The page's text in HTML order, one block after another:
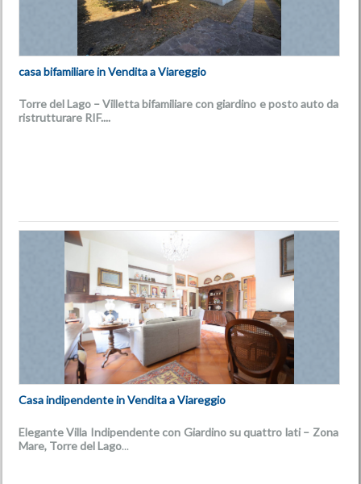
casa bifamiliare in Vendita a Viareggio
Torre del Lago – Villetta bifamiliare con giardino e posto auto da
ristrutturare RIF....
Casa indipendente in Vendita a Viareggio
Elegante Villa Indipendente con Giardino su quattro lati – Zona
Mare, Torre del Lago...